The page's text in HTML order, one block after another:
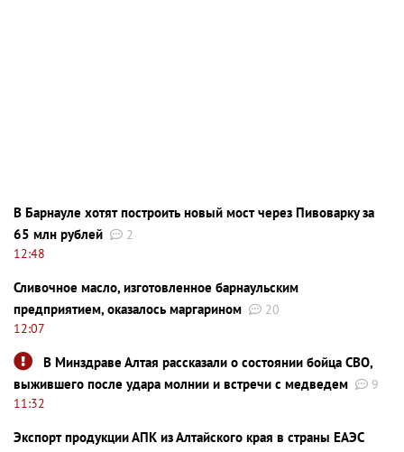
В Барнауле хотят построить новый мост через Пивоварку за
65 млн рублей
2
12:48
Сливочное масло, изготовленное барнаульским
предприятием, оказалось маргарином
20
12:07
В Минздраве Алтая рассказали о состоянии бойца СВО,
выжившего после удара молнии и встречи с медведем
9
11:32
Экспорт продукции АПК из Алтайского края в страны ЕАЭС